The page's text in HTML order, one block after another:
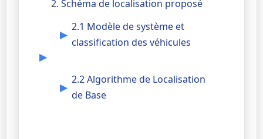
2. Schéma de localisation proposé
2.1 Modèle de système et
classification des véhicules
2.2 Algorithme de Localisation
de Base